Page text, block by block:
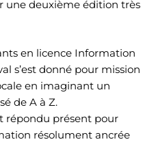
une deuxième édition très
en licence Information
s’est donné pour mission
en imaginant un
de A à Z.
répondu présent pour
résolument ancrée